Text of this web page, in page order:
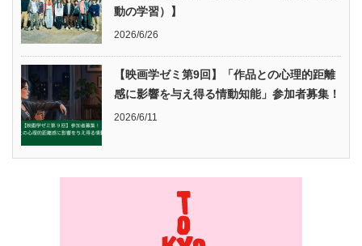
動の学習）】
2026/6/26
【映画学ゼミ第9回】「作品との心理的距離
感に影響を与え得る情動知能」参加者募集！
2026/6/11